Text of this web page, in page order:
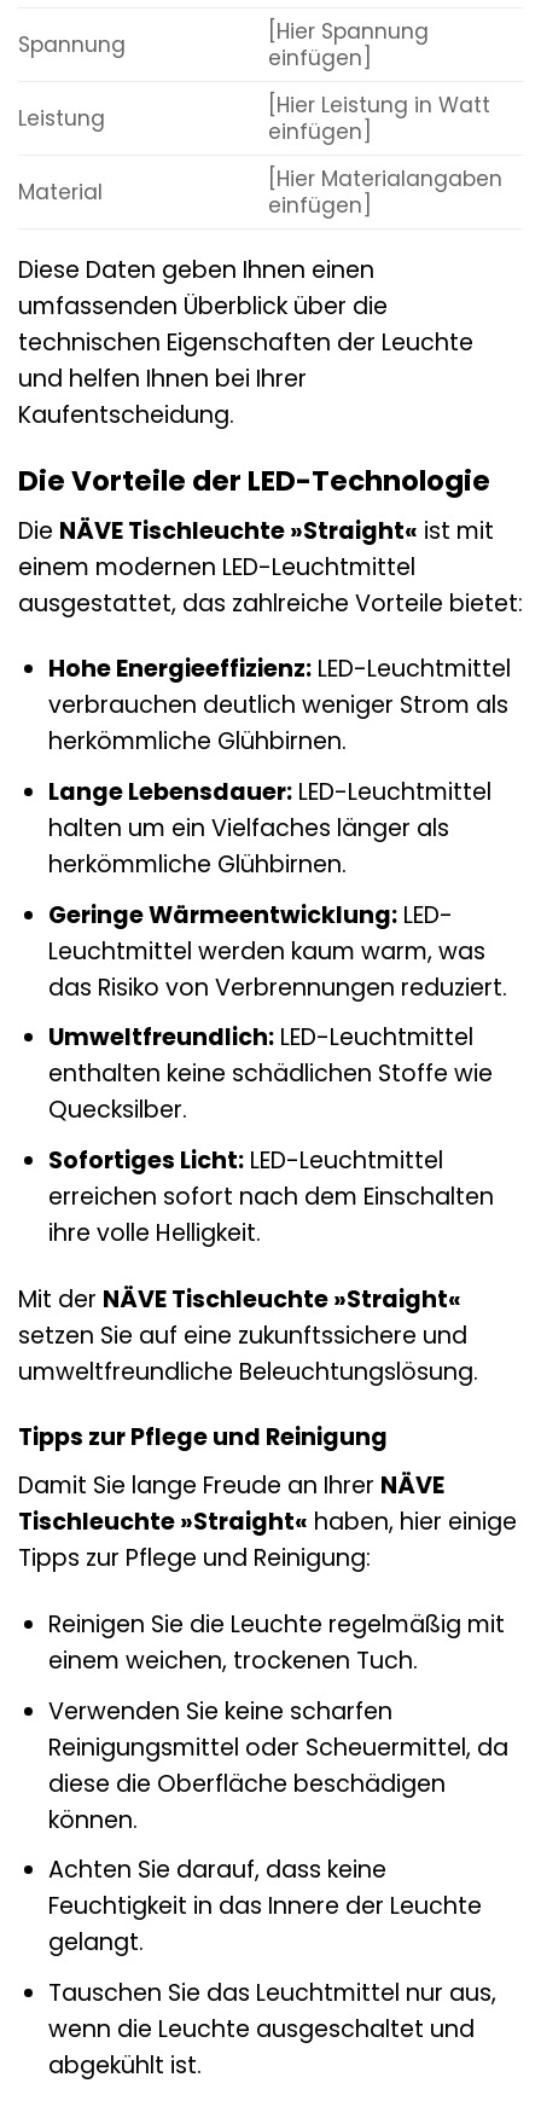
Spannung
[Hier Spannung
einfügen]
Leistung
[Hier Leistung in Watt
einfügen]
Material
[Hier Materialangaben
einfügen]
Diese Daten geben Ihnen einen
umfassenden Überblick über die
technischen Eigenschaften der Leuchte
und helfen Ihnen bei Ihrer
Kaufentscheidung.
Die Vorteile der LED-Technologie
Die NÄVE Tischleuchte »Straight« ist mit
einem modernen LED-Leuchtmittel
ausgestattet, das zahlreiche Vorteile bietet:
Hohe Energieeffizienz:LED-Leuchtmittel
verbrauchen deutlich weniger Strom als
herkömmliche Glühbirnen.
Lange Lebensdauer:LED-Leuchtmittel
halten um ein Vielfaches länger als
herkömmliche Glühbirnen.
Geringe Wärmeentwicklung:LED-
Leuchtmittel werden kaum warm, was
das Risiko von Verbrennungen reduziert.
Umweltfreundlich:LED-Leuchtmittel
enthalten keine schädlichen Stoffe wie
Quecksilber.
Sofortiges Licht:LED-Leuchtmittel
erreichen sofort nach dem Einschalten
ihre volle Helligkeit.
Mit der NÄVE Tischleuchte »Straight«
setzen Sie auf eine zukunftssichere und
umweltfreundliche Beleuchtungslösung.
Tipps zur Pflege und Reinigung
Damit Sie lange Freude an Ihrer NÄVE
Tischleuchte »Straight« haben, hier einige
Tipps zur Pflege und Reinigung:
Reinigen Sie die Leuchte regelmäßig mit
einem weichen, trockenen Tuch.
Verwenden Sie keine scharfen
Reinigungsmittel oder Scheuermittel, da
diese die Oberfläche beschädigen
können.
Achten Sie darauf, dass keine
Feuchtigkeit in das Innere der Leuchte
gelangt.
Tauschen Sie das Leuchtmittel nur aus,
wenn die Leuchte ausgeschaltet und
abgekühlt ist.